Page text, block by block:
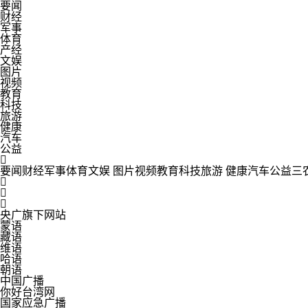
要闻
财经
军事
体育
产经
文娱
图片
视频
教育
科技
旅游
健康
汽车
公益

要闻财经军事体育文娱 图片视频教育科技旅游健康汽车公益三



央广旗下网站
蒙语
藏语
维语
哈语
朝语
中国广播
你好台湾网
国家应急广播